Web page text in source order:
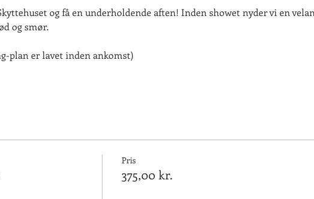
og få en underholdende aften! Inden showet nyder vi en
og smør.
plan er lavet inden ankomst)
Pris
375,00 kr.